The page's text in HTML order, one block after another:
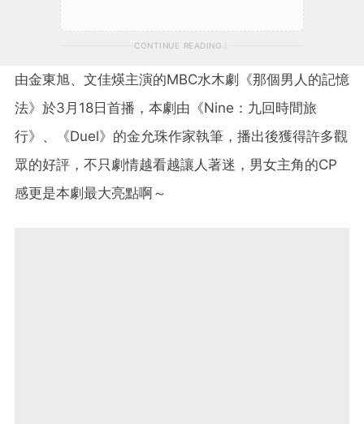
CONTINUE READING
由金東旭、文佳煐主演的MBC水木劇《那個男人的記憶
法》於3月18日首播，本劇由《Nine：九回時間旅
行》、《Duel》的金允珠作家執筆，播出後獲得許多觀
眾的好評，不只劇情越看越讓人著迷，男女主角的CP
感更是本劇最大亮點啊～